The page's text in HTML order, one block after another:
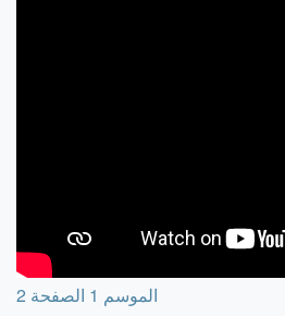
الموسم 1 الصفحة
2